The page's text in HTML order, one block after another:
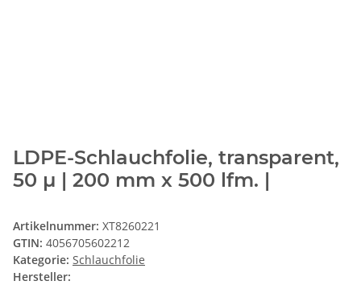
LDPE-Schlauchfolie, transparent,
50 µ | 200 mm x 500 lfm. |
Artikelnummer: XT8260221
GTIN: 4056705602212
Kategorie: Schlauchfolie
Hersteller: